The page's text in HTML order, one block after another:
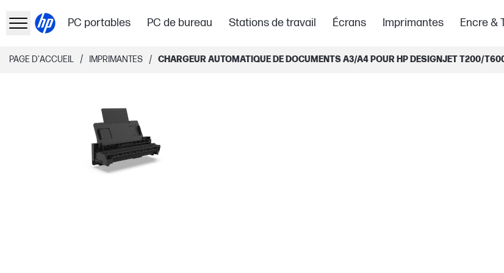
PC portables PC de bureau Stations de travail Écrans Imprimantes Encre &
PAGE D'ACCUEIL / IMPRIMANTES / CHARGEUR AUTOMATIQUE DE DOCUMENTS A3/A4 POUR HP DESIGNJET T200/